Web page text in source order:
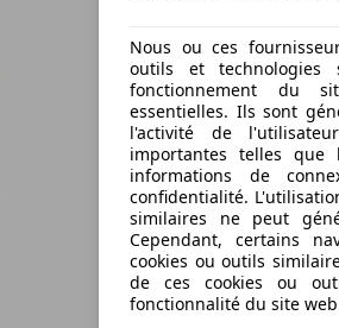
Nous ou ces
outils et technologies
fonctionnement du
essentielles. Ils sont
l'activité de
importantes telles
informations de
confidentialité.
similaires ne peut
Cependant, certains
cookies ou outils
de ces cookies ou
fonctionnalité du site